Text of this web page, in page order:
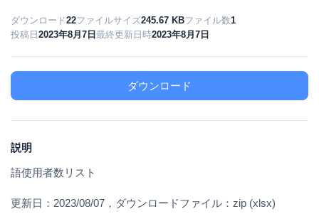
ダウンロード22ファイルサイズ245.67 KBファイル数1
投稿日2023年8月7日最終更新日時2023年8月7日
ダウンロード
説明
語使用者数リスト
更新日：2023/08/07，ダウンロードファイル：zip (xlsx)